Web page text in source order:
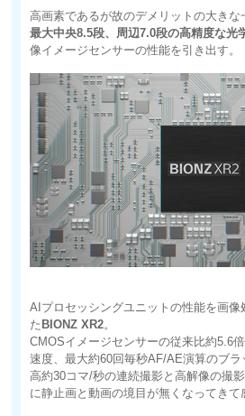
高画素であるが故のデメリットの大きな
最大中央8.5段、周辺7.0段の高精度な光
像イメージセンサーの性能を引き出す。
AIプロセッシングユニットの性能を画像
た BIONZ XR2。
CMOSイメージセンサーの従来比約5.6
速度、最大約60回毎秒AF/AE演算のブ
高約30コマ/秒の連続撮影と高解像の撮
に静止画と動画の境目が無くなってきて